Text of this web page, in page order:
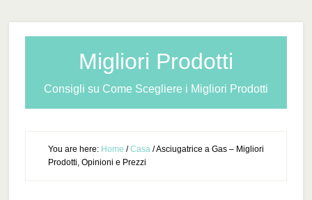
Migliori Prodotti
Consigli su Come Scegliere i Migliori Prodotti
You are here: Home / Casa /Asciugatrice a Gas – Migliori
Prodotti, Opinioni e Prezzi